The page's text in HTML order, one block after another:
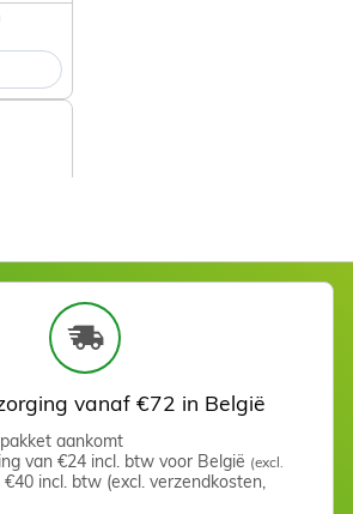
vanaf €72 in België
aankomt
van €24 incl. btw voor België (excl.
€40 incl. btw (excl. verzendkosten,